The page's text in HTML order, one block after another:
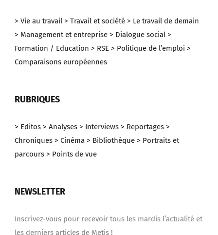
> Vie au travail > Travail et société > Le travail de demain
> Management et entreprise > Dialogue social >
Formation / Education > RSE > Politique de l’emploi >
Comparaisons européennes
RUBRIQUES
> Editos > Analyses > Interviews > Reportages >
Chroniques > Cinéma > Bibliothèque > Portraits et
parcours > Points de vue
NEWSLETTER
Inscrivez-vous pour recevoir tous les mardis l’actualité et
les derniers articles de Metis !